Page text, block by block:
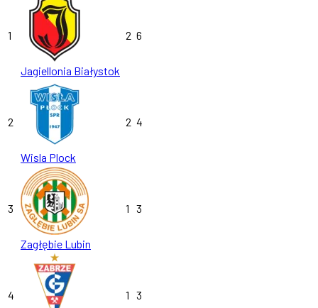
1
Jagiellonia Białystok
2 6
2
Wisla Plock
2 4
3
Zagłębie Lubin
1 3
4 1 3